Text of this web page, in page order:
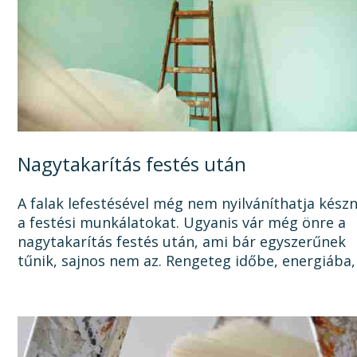
Nagytakarítás festés után
A falak lefestésével még nem nyilváníthatja
a festési munkálatokat. Ugyanis vár még önre a
nagytakarítás festés után, ami bár egyszerűnek
tűnik, sajnos nem az. Rengeteg időbe,